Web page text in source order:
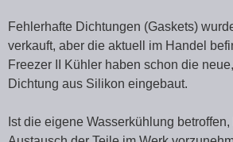
Fehlerhafte Dichtungen (Gaskets)
verkauft, aber die aktuell im Handel
Freezer II Kühler haben schon die
Dichtung aus Silikon eingebaut.
Ist die eigene Wasserkühlung